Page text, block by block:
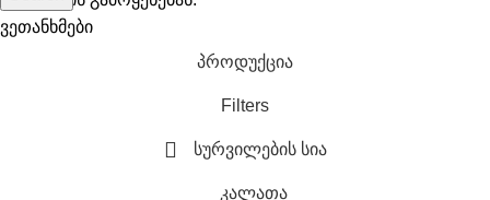
ვეთანხმები
პროდუქცია
Filters
სურვილების სია
კალათა